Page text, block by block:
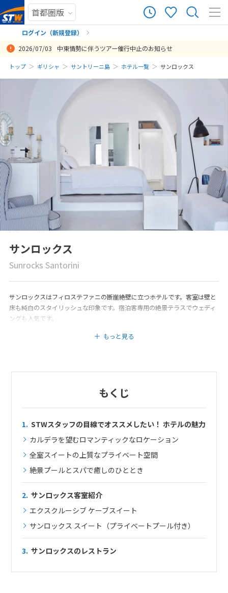
ログイン（新規登録）
まだ履歴がありません
まだ登録がありません
2026/07/03 中東情勢に伴うツアー催行中止のお知らせ
トップ ギリシャ サントリーニ島 ホテル一覧 サンロックス
サンロックス
Sunrocks Santorini
サンロックスはフィロステファニの断崖絶壁に立つホテルです。客室は壁と
床も純白のスタイリッシュな印象です。宿泊客専用の絶景テラスでウェディ
ングも人気です。
もっと見る
もくじ
1. STWスタッフの目線でオススメしたい！ ホテルの魅力
カルデラを望むロマンティックなロケーション
全室スイートの上質なプライベート空間
絶景プールとスパで癒しのひととき
2. サンロックス客室紹介
エクスクルーシブ ケーブスイート
サンロックス スイート（プライベートプール付き）
3. サンロックスのレストラン